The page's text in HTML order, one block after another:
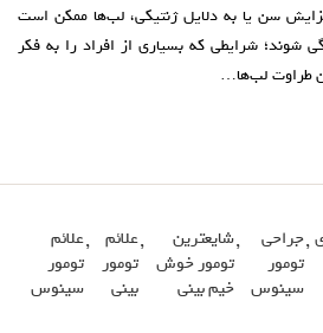
سن یا به دلایل ژنتیکی، لب‌ها ممکن است
شوند؛ شرایطی که بسیاری از افراد را به فکر
طراوت لب‌ها…
,جراحی
تومور
سینوس
,شایعترین
تومور خوش
خیم بینی
,علائم
تومور
بینی
,علائم
تومور
سینوس